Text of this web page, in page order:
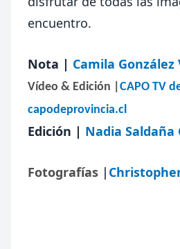
encuentro.
Nota | Camila
Vídeo & Edición | CAPO TV
capodeprovincia.cl
Edición | Nadia Saldaña
Fotografías |